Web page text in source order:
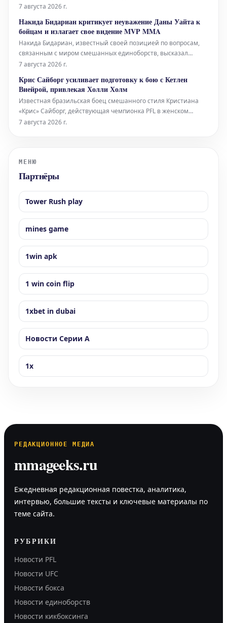
том, кто является самой "горячей" восходящей звездой в
его слова заставили многих предположить, что речь идет о
юном даровании Мозе
7 августа 2026 г.
Накида Бидариан критикует неуважение Даны Уайта к
бойцам и излагает свое видение MVP MMA
Накида Бидариан, известный своей позицией по вопросам,
связанным с миром смешанных единоборств, высказал
резкую критику в адрес главы UFC Даны Уайта. По мнению
"неуважение" к бойцам. Он считает, что такое отношение
недопустимо для лидера индустрии
7 августа 2026 г.
Крис Сайборг усиливает подготовку к бою с Кетлен
Виейрой, привлекая Холли Холм
Известная бразильская боец смешанного стиля Кристиана
«Крис» Сайборг, действующая чемпионка PFL в женском
полулегком весе, готовится к своему следующему поединку
7 августа 2026 г.
МЕНЮ
Партнёры
Tower Rush play
mines game
1win apk
1 win coin flip
1xbet in dubai
Новости Серии А
1x
РЕДАКЦИОННОЕ МЕДИА
mmageeks.ru
Ежедневная редакционная повестка, аналитика,
интервью, большие тексты и ключевые материалы по
теме сайта.
РУБРИКИ
Новости PFL
Новости UFC
Новости бокса
Новости единоборств
Новости кикбоксинга